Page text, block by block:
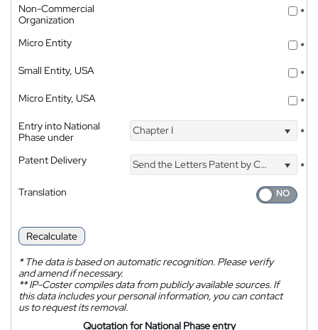
Non-Commercial
Organization
*
Micro Entity
*
Small Entity, USA
*
Micro Entity, USA
*
Entry into National
Phase under
Chapter I *
Patent Delivery Send the Letters Patent by Courier
*
Translation
Recalculate
*The data is based on automatic recognition. Please verify
and amend if necessary.
**IP-Coster compiles data from publicly available sources. If
this data includes your personal information, you can contact
us to request its removal.
Quotation for National Phase entry